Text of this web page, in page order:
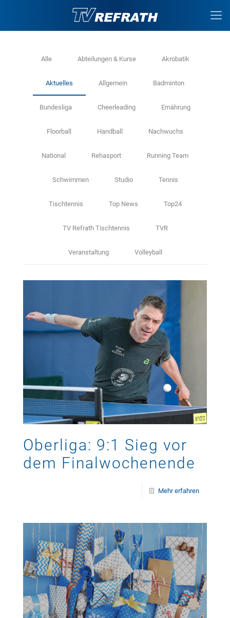
Alle Abteilungen & Kurse Akrobatik
Aktuelles Allgemein Badminton
Bundesliga Cheerleading Ernährung
Floorball Handball Nachwuchs
National Rehasport Running Team
Schwimmen Studio Tennis
Tischtennis Top News Top24
TV Refrath Tischtennis TVR
Veranstaltung Volleyball
Oberliga: 9:1 Sieg vor
dem Finalwochenende
Mehr erfahren